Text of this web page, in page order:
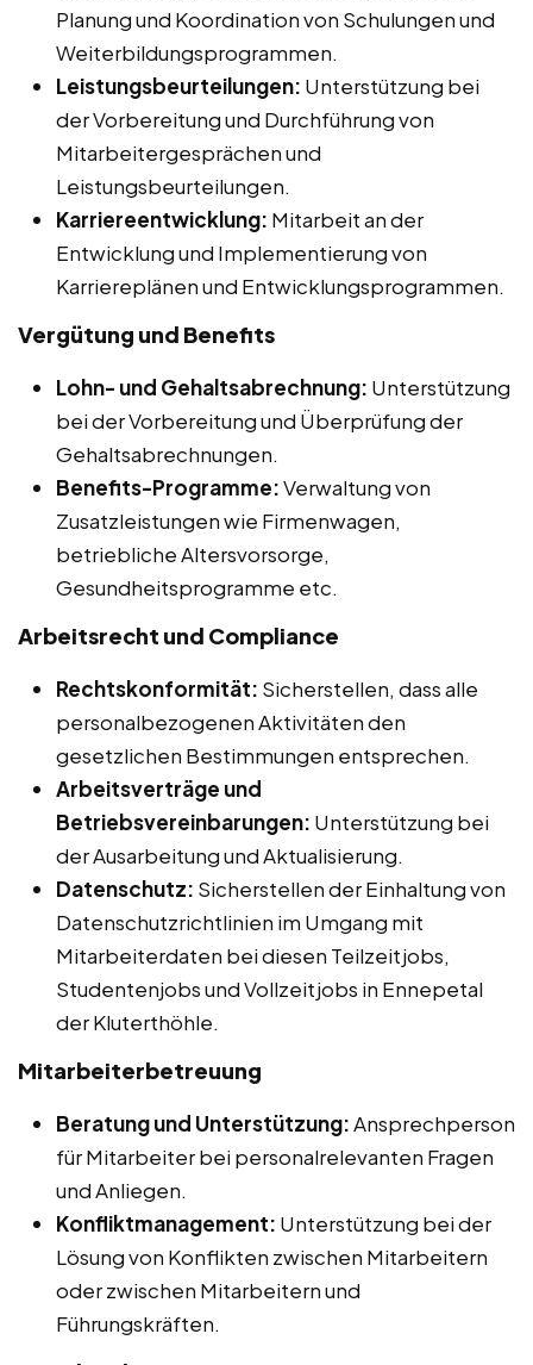
Planung und Koordination von Schulungen und
Weiterbildungsprogrammen.
Leistungsbeurteilungen: Unterstützung bei
der Vorbereitung und Durchführung von
Mitarbeitergesprächen und
Leistungsbeurteilungen.
Karriereentwicklung: Mitarbeit an der
Entwicklung und Implementierung von
Karriereplänen und Entwicklungsprogrammen.
Vergütung und Benefits
Lohn- und Gehaltsabrechnung: Unterstützung
bei der Vorbereitung und Überprüfung der
Gehaltsabrechnungen.
Benefits-Programme:Verwaltung von
Zusatzleistungen wie Firmenwagen,
betriebliche Altersvorsorge,
Gesundheitsprogramme etc.
Arbeitsrecht und Compliance
Rechtskonformität: Sicherstellen, dass alle
personalbezogenen Aktivitäten den
gesetzlichen Bestimmungen entsprechen.
Arbeitsverträge und
Betriebsvereinbarungen: Unterstützung bei
der Ausarbeitung und Aktualisierung.
Datenschutz: Sicherstellen der Einhaltung von
Datenschutzrichtlinien im Umgang mit
Mitarbeiterdaten bei diesen Teilzeitjobs,
Studentenjobs und Vollzeitjobs in Ennepetal
der Kluterthöhle.
Mitarbeiterbetreuung
Beratung und Unterstützung:Ansprechperson
für Mitarbeiter bei personalrelevanten Fragen
und Anliegen.
Konfliktmanagement: Unterstützung bei der
Lösung von Konflikten zwischen Mitarbeitern
oder zwischen Mitarbeitern und
Führungskräften.